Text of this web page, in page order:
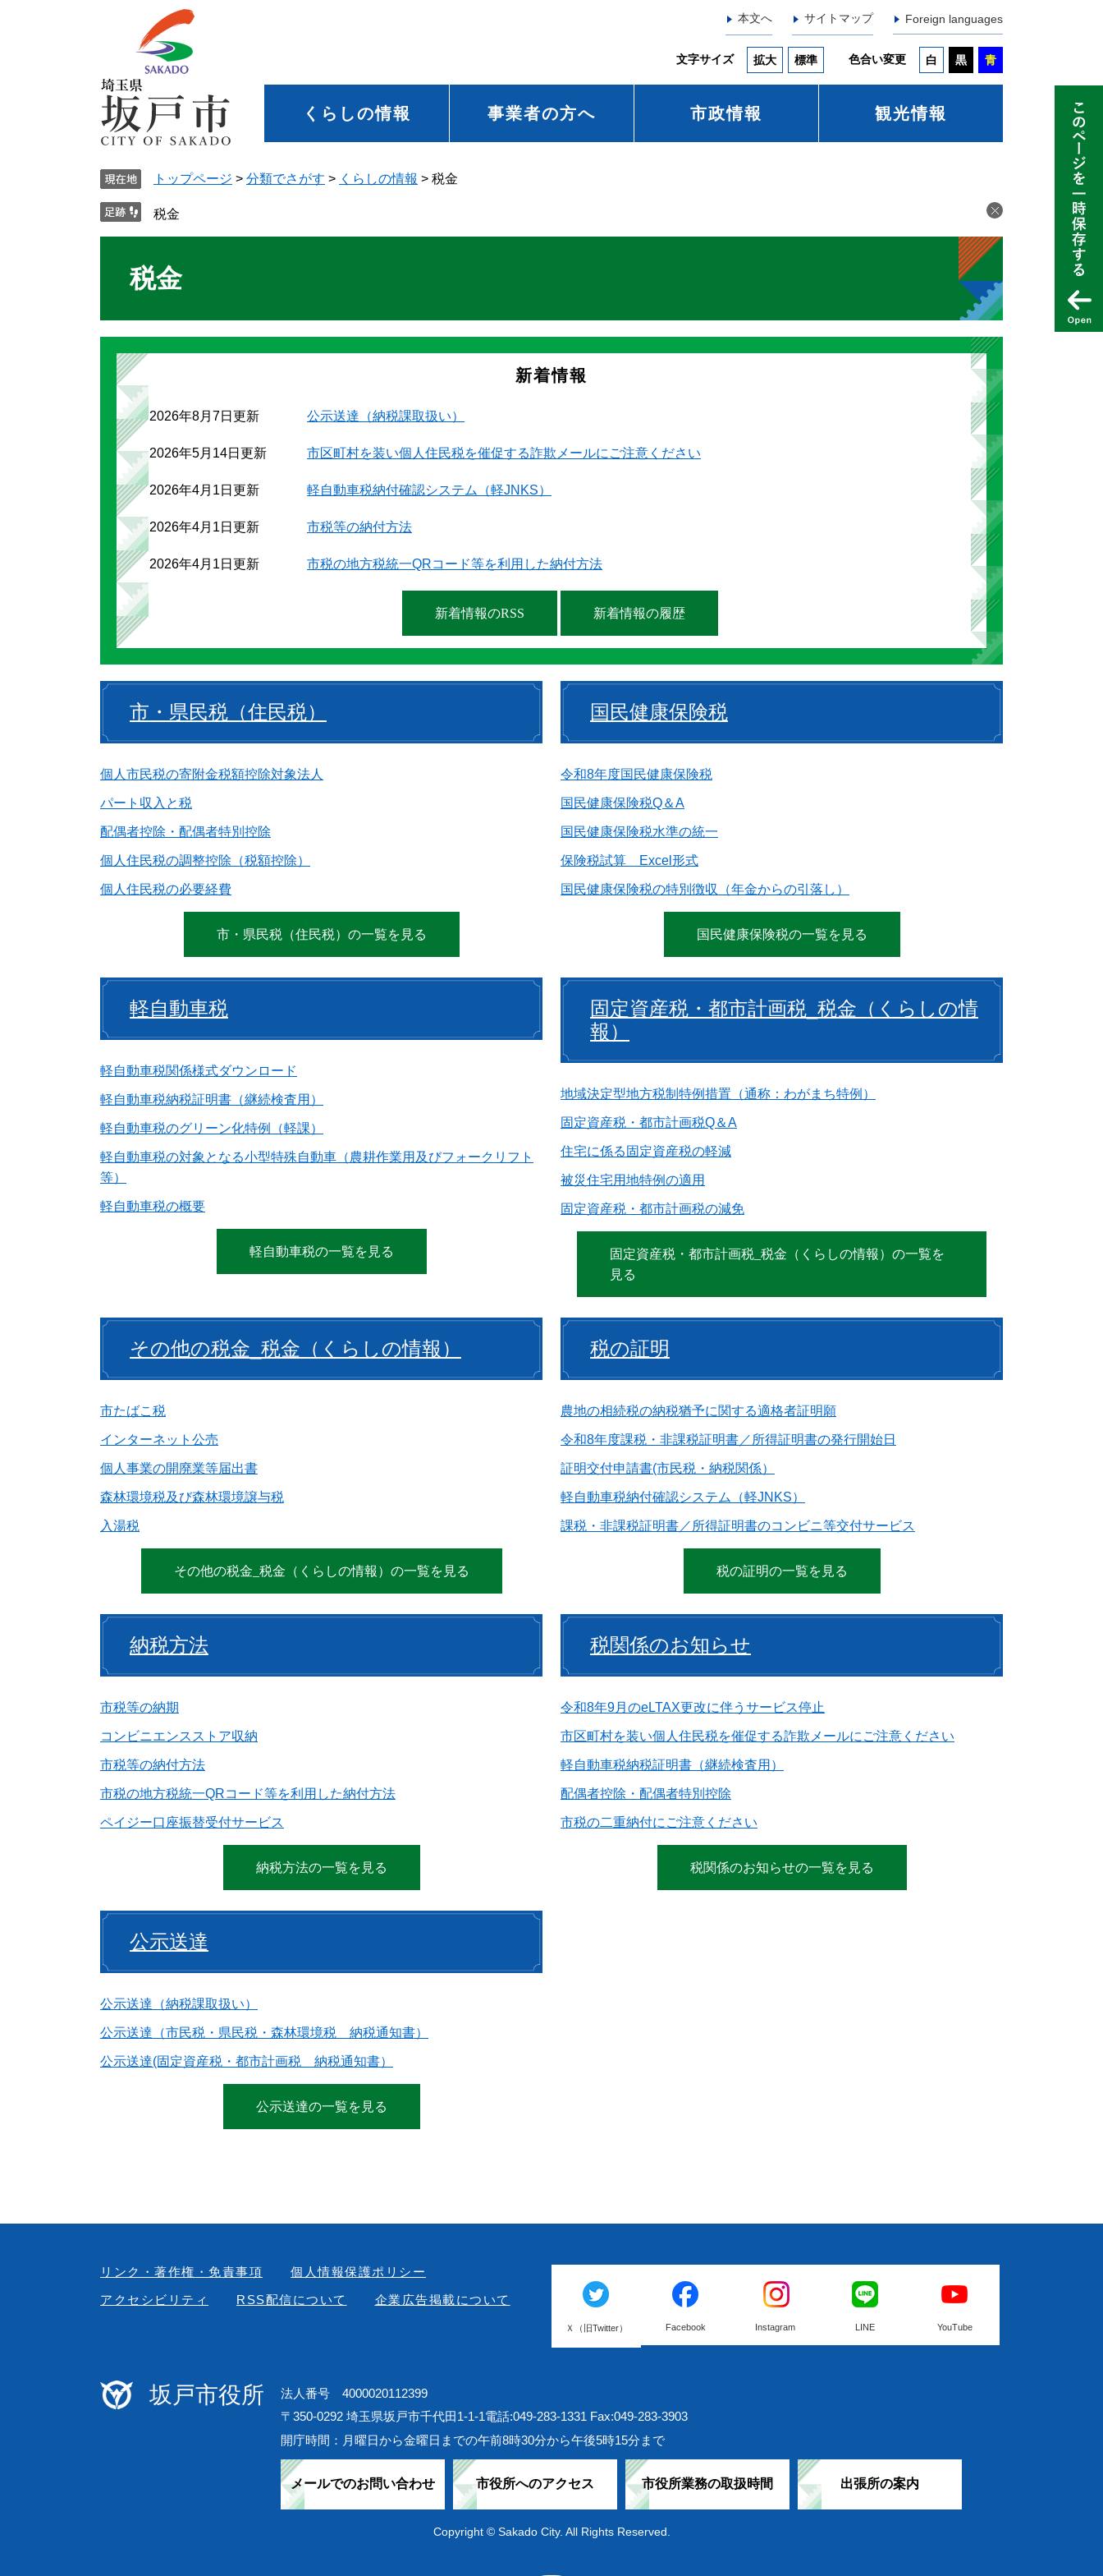
本文へ サイトマップ Foreign languages
文字サイズ 拡大 標準 色合い変更 白 黒 青
くらしの情報 事業者の方へ 市政情報 観光情報
トップページ > 分類でさがす > くらしの情報 > 税金
税金
税金
新着情報
2026年8月7日更新 公示送達（納税課取扱い）
2026年5月14日更新 市区町村を装い個人住民税を催促する詐欺メールにご注意ください
2026年4月1日更新 軽自動車税納付確認システム（軽JNKS）
2026年4月1日更新 市税等の納付方法
2026年4月1日更新 市税の地方税統一QRコード等を利用した納付方法
新着情報のRSS 新着情報の履歴
市・県民税（住民税）
個人市民税の寄附金税額控除対象法人
パート収入と税
配偶者控除・配偶者特別控除
個人住民税の調整控除（税額控除）
個人住民税の必要経費
市・県民税（住民税）の一覧を見る
国民健康保険税
令和8年度国民健康保険税
国民健康保険税Q＆A
国民健康保険税水準の統一
保険税試算 Excel形式
国民健康保険税の特別徴収（年金からの引落し）
国民健康保険税の一覧を見る
軽自動車税
軽自動車税関係様式ダウンロード
軽自動車税納税証明書（継続検査用）
軽自動車税のグリーン化特例（軽課）
軽自動車税の対象となる小型特殊自動車（農耕作業用及びフォークリフト
等）
軽自動車税の概要
軽自動車税の一覧を見る
固定資産税・都市計画税_税金（くらしの情
報）
地域決定型地方税制特例措置（通称：わがまち特例）
固定資産税・都市計画税Q＆A
住宅に係る固定資産税の軽減
被災住宅用地特例の適用
固定資産税・都市計画税の減免
固定資産税・都市計画税_税金（くらしの情報）の一覧を
見る
その他の税金_税金（くらしの情報）
市たばこ税
インターネット公売
個人事業の開廃業等届出書
森林環境税及び森林環境譲与税
入湯税
その他の税金_税金（くらしの情報）の一覧を見る
税の証明
農地の相続税の納税猶予に関する適格者証明願
令和8年度課税・非課税証明書／所得証明書の発行開始日
証明交付申請書(市民税・納税関係）
軽自動車税納付確認システム（軽JNKS）
課税・非課税証明書／所得証明書のコンビニ等交付サービス
税の証明の一覧を見る
納税方法
市税等の納期
コンビニエンスストア収納
市税等の納付方法
市税の地方税統一QRコード等を利用した納付方法
ペイジー口座振替受付サービス
納税方法の一覧を見る
税関係のお知らせ
令和8年9月のeLTAX更改に伴うサービス停止
市区町村を装い個人住民税を催促する詐欺メールにご注意ください
軽自動車税納税証明書（継続検査用）
配偶者控除・配偶者特別控除
市税の二重納付にご注意ください
税関係のお知らせの一覧を見る
公示送達
公示送達（納税課取扱い）
公示送達（市民税・県民税・森林環境税 納税通知書）
公示送達(固定資産税・都市計画税 納税通知書）
公示送達の一覧を見る
リンク・著作権・免責事項
個人情報保護ポリシー
アクセシビリティ
RSS配信について 企業広告掲載について
Ｘ（旧Twitter） Facebook Instagram LINE YouTube
坂戸市役所
法人番号 4000020112399
〒350-0292 埼玉県坂戸市千代田1-1-1電話:049-283-1331 Fax:049-283-3903
開庁時間：月曜日から金曜日までの午前8時30分から午後5時15分まで
メールでのお問い合わせ 市役所へのアクセス 市役所業務の取扱時間 出張所の案内
Copyright © Sakado City. All Rights Reserved.